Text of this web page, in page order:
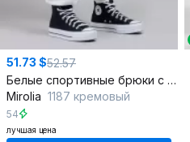
51.73 $52.57
Белые спортивные брюки с карманами, тесьмой и манжетом
Mirolia 1187 кремовый
54
лучшая цена